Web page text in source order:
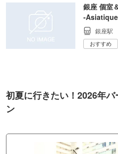
銀座 個室
銀座駅
おすすめ
初夏に行きたい！2026年
ン